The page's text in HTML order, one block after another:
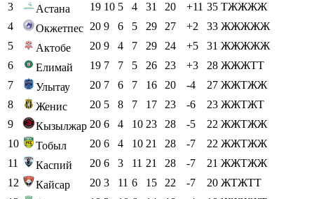
3
Астана 19 10 5 4 31 20 +11 35 ТЖЖЖЖ
4
Окжетпес 20 9 6 5 29 27 +2 33 ЖЖЖЖЖ
5
Актобе 20 9 4 7 29 24 +5 31 ЖЖЖЖЖ
6
Елимай 19 7 7 5 26 23 +3 28 ЖЖЖТТ
7
Улытау 20 7 6 7 16 20 -4 27 ЖЖТЖЖ
8
Женис 20 5 8 7 17 23 -6 23 ЖЖТЖТ
9
Кызылжар 20 6 4 10 23 28 -5 22 ЖЖТЖЖ
10
Тобыл 20 6 4 10 21 28 -7 22 ЖЖТЖЖ
11
Каспий 20 6 3 11 21 28 -7 21 ЖЖТЖЖ
12
Кайсар 20 3 11 6 15 22 -7 20 ЖТЖТТ